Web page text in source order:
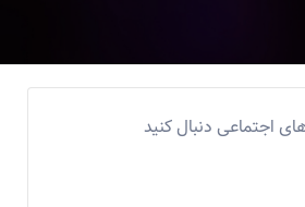
اجتماعی دنبال کنید